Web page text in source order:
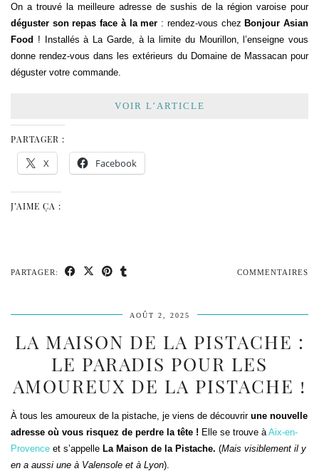
On a trouvé la meilleure adresse de sushis de la région varoise pour
déguster son repas face à la mer : rendez-vous chez Bonjour Asian
Food ! Installés à La Garde, à la limite du Mourillon, l’enseigne vous
donne rendez-vous dans les extérieurs du Domaine de Massacan pour
déguster votre commande.
VOIR L’ARTICLE
PARTAGER :
X Facebook
J’AIME ÇA :
PARTAGER: COMMENTAIRES
AOÛT 2, 2025
LA MAISON DE LA PISTACHE :
LE PARADIS POUR LES
AMOUREUX DE LA PISTACHE !
À tous les amoureux de la pistache, je viens de découvrir une nouvelle
adresse où vous risquez de perdre la tête ! Elle se trouve à Aix-en-
Provence et s’appelle La Maison de la Pistache. (Mais visiblement il y
en a aussi une à Valensole et à Lyon).